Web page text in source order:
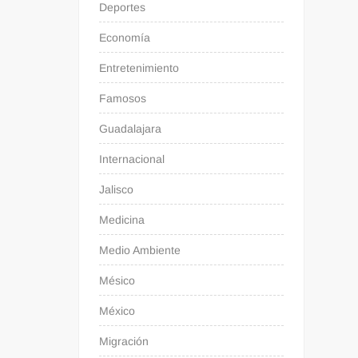
Deportes
Economía
Entretenimiento
Famosos
Guadalajara
Internacional
Jalisco
Medicina
Medio Ambiente
Mésico
México
Migración